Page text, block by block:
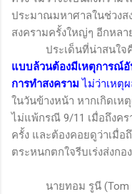
ประมาณมหาศาลในช่วงส
สงครามครั้งใหญ่ๆ อีกหลา
ประเด็นที่น่าสนใจ
แบบล้วนต้องมีเหตุการณ์อั
การทำสงคราม ไม่ว่าเหตุ
ในวันข้างหน้า หากเกิดเห
ไม่แพ้กรณี 9/11 เมื่อถึงค
ครั้ง และต้องคอยดูว่าเมื่
ตระหนกตกใจรีบเร่งส่งก
นายทอม รูนี (Tom